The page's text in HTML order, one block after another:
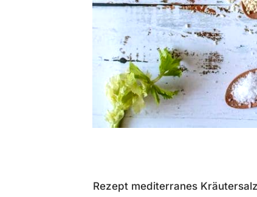
Rezept mediterranes Kräutersalz